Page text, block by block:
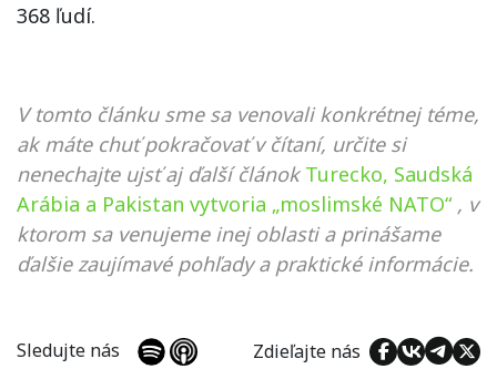
368 ľudí.
V tomto článku sme sa venovali konkrétnej téme,
ak máte chuť pokračovať v čítaní, určite si
nenechajte ujsť aj ďalší článok Turecko, Saudská
Arábia a Pakistan vytvoria „moslimské NATO“ , v
ktorom sa venujeme inej oblasti a prinášame
ďalšie zaujímavé pohľady a praktické informácie.
Sledujte nás Zdieľajte nás